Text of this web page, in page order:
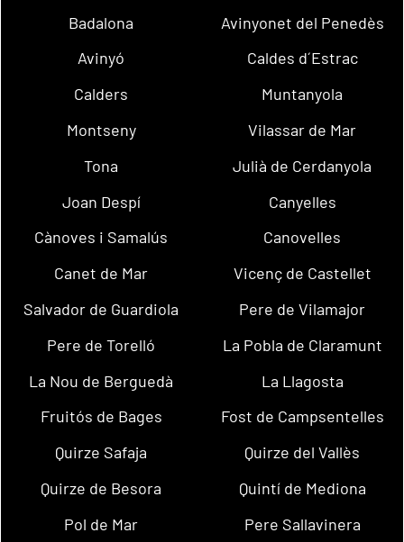
Badalona
Avinyonet del Penedès
Avinyó
Caldes d´Estrac
Calders
Muntanyola
Montseny
Vilassar de Mar
Tona
Julià de Cerdanyola
Joan Despí
Canyelles
Cànoves i Samalús
Canovelles
Canet de Mar
Vicenç de Castellet
Salvador de Guardiola
Pere de Vilamajor
Pere de Torelló
La Pobla de Claramunt
La Nou de Berguedà
La Llagosta
Fruitós de Bages
Fost de Campsentelles
Quirze Safaja
Quirze del Vallès
Quirze de Besora
Quintí de Mediona
Pol de Mar
Pere Sallavinera